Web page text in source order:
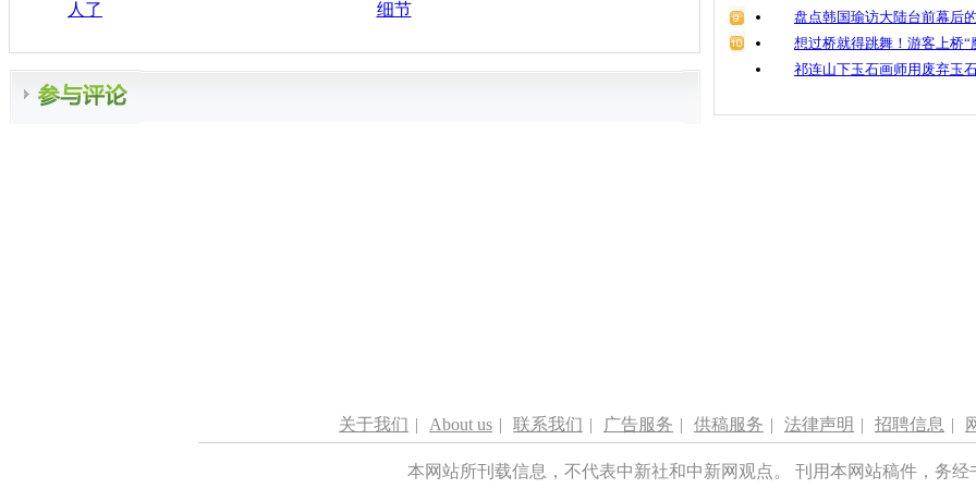
人了 细节
盘点韩国瑜访大陆台前幕后
想过桥就得跳舞！游客上桥“
祁连山下玉石画师用废弃玉
关于我们 | About us | 联系我们 | 广告服务 | 供稿服务 | 法律声明 | 招聘信息 |
本网站所刊载信息，不代表中新社和中新网观点。 刊用本网站稿件，务经